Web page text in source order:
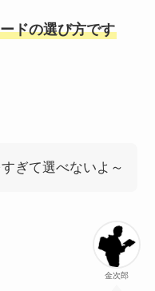
ドの選び方です
ぎて選べないよ～
金次郎